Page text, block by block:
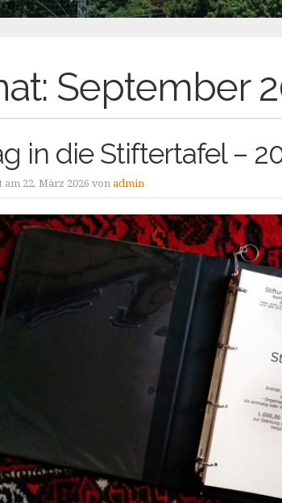
September
in die Stiftertafel –
22. März 2026 vonadmin